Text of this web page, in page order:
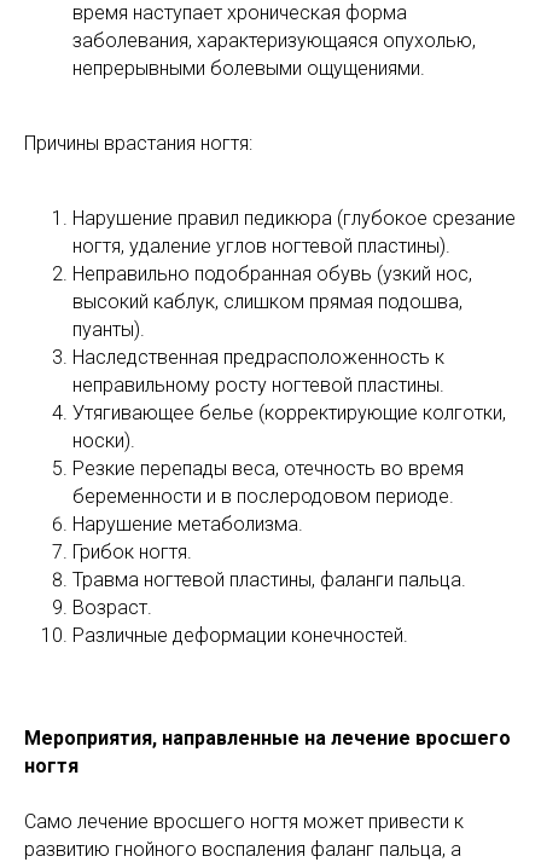
время наступает хроническая форма
заболевания, характеризующаяся опухолью,
непрерывными болевыми ощущениями.
Причины врастания ногтя:
Нарушение правил педикюра (глубокое срезание
ногтя, удаление углов ногтевой пластины).
Неправильно подобранная обувь (узкий нос,
высокий каблук, слишком прямая подошва,
пуанты).
Наследственная предрасположенность к
неправильному росту ногтевой пластины.
Утягивающее белье (корректирующие колготки,
носки).
Резкие перепады веса, отечность во время
беременности и в послеродовом периоде.
Нарушение метаболизма.
Грибок ногтя.
Травма ногтевой пластины, фаланги пальца.
Возраст.
Различные деформации конечностей.
Мероприятия, направленные на лечение вросшего
ногтя
Само лечение вросшего ногтя может привести к
развитию гнойного воспаления фаланг пальца, а